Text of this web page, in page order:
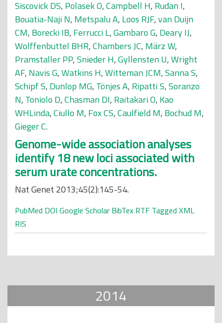
Siscovick DS, Polasek O,Campbell H, Rudan I,
Bouatia-Naji N, Metspalu A, Loos RJF,van Duijn
CM, Borecki IB, Ferrucci L,Gambaro G, Deary IJ,
Wolffenbuttel BHR,Chambers JC, März W,
Pramstaller PP,Snieder H,Gyllensten U,Wright
AF, Navis G,Watkins H,Witteman JCM,Sanna S,
Schipf S, Dunlop MG, Tönjes A, Ripatti S,Soranzo
N, Toniolo D,Chasman DI, Raitakari O, Kao
WHLinda,Ciullo M, Fox CS,Caulfield M, Bochud M,
Gieger C.
Genome-wide association analyses
identify 18 new loci associated with
serum urate concentrations.
Nat Genet 2013;45(2):145-54.
PubMed DOI Google Scholar BibTex RTF Tagged XML
RIS
2014